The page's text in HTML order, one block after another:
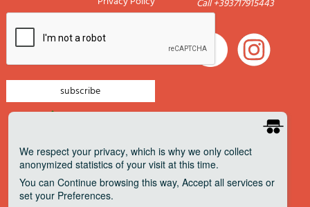
newsletter travels
newsletter military
Call +393717915443
We respect your privacy, which is why we only collect
anonymized statistics of your visit at this time.
You can Continue browsing this way, Accept all services or
set your Preferences.